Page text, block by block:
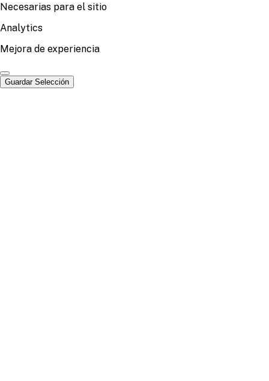
Necesarias para el sitio
Analytics
Mejora de experiencia
Guardar Selección